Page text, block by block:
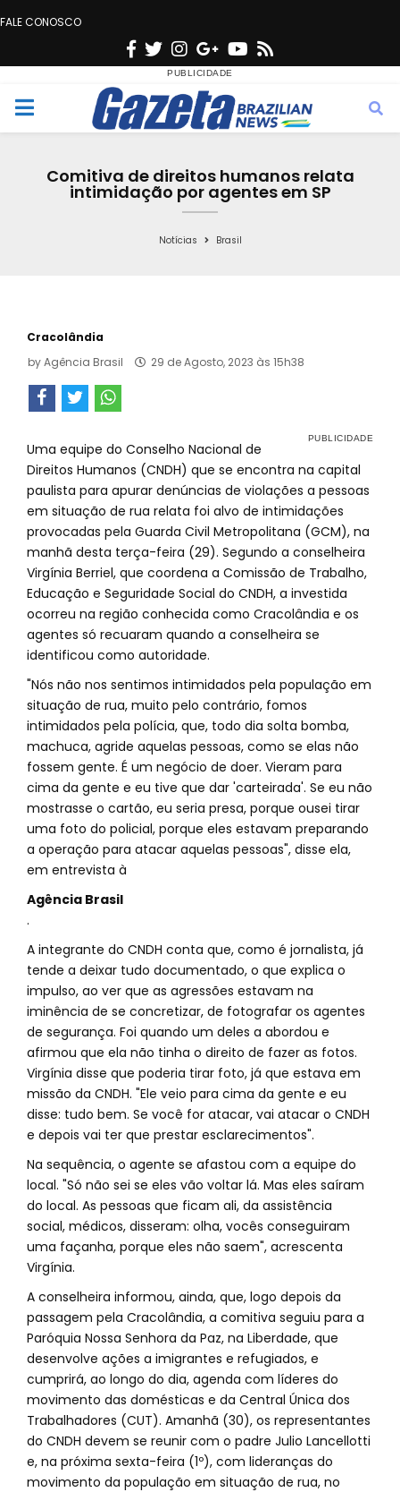
FALE CONOSCO
F
c
e
o
o
T
w
i
t
e
n
s
t
g
r
a
G
o
o
g
e
Y
u
t
b
s
M
Comitiva de direitos humanos relata
intimidação por agentes em SP
Notícias Brasil
Cracolândia
byAgência Brasil 29 de Agosto, 2023 às 15h38
Uma equipe do Conselho Nacional de
Direitos Humanos (CNDH) que se encontra na capital
paulista para apurar denúncias de violações a pessoas
em situação de rua relata foi alvo de intimidações
provocadas pela Guarda Civil Metropolitana (GCM), na
manhã desta terça-feira (29). Segundo a conselheira
Virgínia Berriel, que coordena a Comissão de Trabalho,
Educação e Seguridade Social do CNDH, a investida
ocorreu na região conhecida como Cracolândia e os
agentes só recuaram quando a conselheira se
identificou como autoridade.
"Nós não nos sentimos intimidados pela população em
situação de rua, muito pelo contrário, fomos
intimidados pela polícia, que, todo dia solta bomba,
machuca, agride aquelas pessoas, como se elas não
fossem gente. É um negócio de doer. Vieram para
cima da gente e eu tive que dar 'carteirada'. Se eu não
mostrasse o cartão, eu seria presa, porque ousei tirar
uma foto do policial, porque eles estavam preparando
a operação para atacar aquelas pessoas", disse ela,
em entrevista à
Agência Brasil
.
A integrante do CNDH conta que, como é jornalista, já
tende a deixar tudo documentado, o que explica o
impulso, ao ver que as agressões estavam na
iminência de se concretizar, de fotografar os agentes
de segurança. Foi quando um deles a abordou e
afirmou que ela não tinha o direito de fazer as fotos.
Virgínia disse que poderia tirar foto, já que estava em
missão da CNDH. "Ele veio para cima da gente e eu
disse: tudo bem. Se você for atacar, vai atacar o CNDH
e depois vai ter que prestar esclarecimentos".
Na sequência, o agente se afastou com a equipe do
local. "Só não sei se eles vão voltar lá. Mas eles saíram
do local. As pessoas que ficam ali, da assistência
social, médicos, disseram: olha, vocês conseguiram
uma façanha, porque eles não saem", acrescenta
Virgínia.
A conselheira informou, ainda, que, logo depois da
passagem pela Cracolândia, a comitiva seguiu para a
Paróquia Nossa Senhora da Paz, na Liberdade, que
desenvolve ações a imigrantes e refugiados, e
cumprirá, ao longo do dia, agenda com líderes do
movimento das domésticas e da Central Única dos
Trabalhadores (CUT). Amanhã (30), os representantes
do CNDH devem se reunir com o padre Julio Lancellotti
e, na próxima sexta-feira (1º), com lideranças do
movimento da população em situação de rua, no